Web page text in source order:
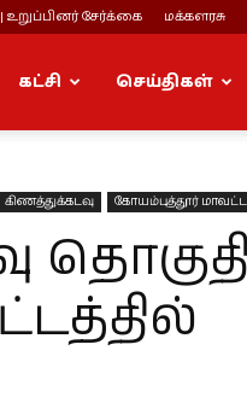
உறுப்பினர் சேர்க்கை மக்களரசு
கட்சி செய்திகள்
கிணத்துக்கடவு கோயம்புத்தூர்
தொகுதி